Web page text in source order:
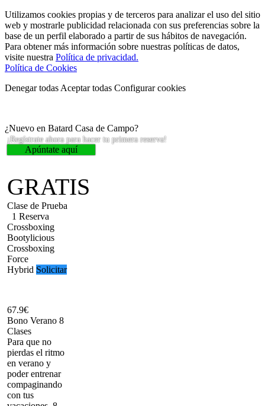
Utilizamos cookies propias y de terceros para analizar el uso del sitio
web y mostrarle publicidad relacionada con sus preferencias sobre la
base de un perfil elaborado a partir de sus hábitos de navegación.
Para obtener más información sobre nuestras políticas de datos,
visite nuestra Política de privacidad.
Política de Cookies
Denegar todas Aceptar todas Configurar cookies
¿Nuevo en Batard Casa de Campo?
¡Regístrate ahora para hacer tu primera reserva!
Apúntate aquí
GRATIS
Clase de Prueba
1 Reserva
Crossboxing
Bootylicious
Crossboxing
Force
Hybrid Solicitar
67.9€
Bono Verano 8
Clases
Para que no
pierdas el ritmo
en verano y
poder entrenar
compaginando
con tus